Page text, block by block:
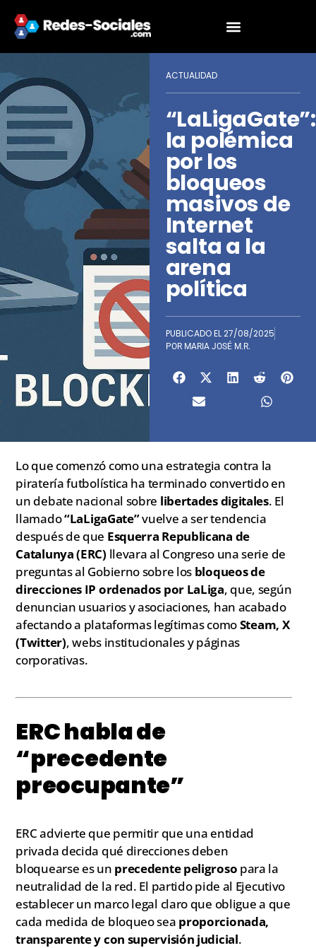
ACTUALIDAD
“LaLigaGate”:
la polémica
por los
bloqueos
masivos de
Internet
salta a la
arena
política
PUBLICADO EL27/08/2025
POR MARIA JOSÉ M.R.
Lo que comenzó como una estrategia contra la
piratería futbolística ha terminado convertido en
un debate nacional sobre libertades digitales. El
llamado“LaLigaGate”vuelve a ser tendencia
después de que Esquerra Republicana de
Catalunya (ERC) llevara al Congreso una serie de
preguntas al Gobierno sobre los bloqueos de
direcciones IP ordenados por LaLiga, que, según
denuncian usuarios y asociaciones, han acabado
afectando a plataformas legítimas comoSteam, X
(Twitter), webs institucionales y páginas
corporativas.
ERC habla de
“precedente
preocupante”
ERC advierte que permitir que una entidad
privada decida qué direcciones deben
bloquearse es un precedente peligroso para la
neutralidad de la red. El partido pide al Ejecutivo
establecer un marco legal claro que obligue a que
cada medida de bloqueo sea proporcionada,
transparente y con supervisión judicial.